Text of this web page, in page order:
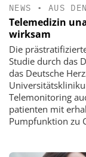
NEWS • AUS
Telemedizin
wirksam
Die
Studie durch das
das Deutsche
Telemonitoring
patienten mit
Pumpfunktion zu